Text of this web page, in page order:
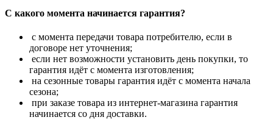
С какого момента начинается гарантия?
с момента передачи товара потребителю, если в
договоре нет уточнения;
если нет возможности установить день покупки, то
гарантия идёт с момента изготовления;
на сезонные товары гарантия идёт с момента начала
сезона;
при заказе товара из интернет-магазина гарантия
начинается со дня доставки.